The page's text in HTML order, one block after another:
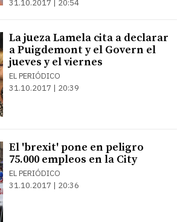
31.10.2017 | 20:54
La jueza Lamela cita a declarar
a Puigdemont y el Govern el
jueves y el viernes
EL PERIÓDICO
31.10.2017 | 20:39
El 'brexit' pone en peligro
75.000 empleos en la City
EL PERIÓDICO
31.10.2017 | 20:36